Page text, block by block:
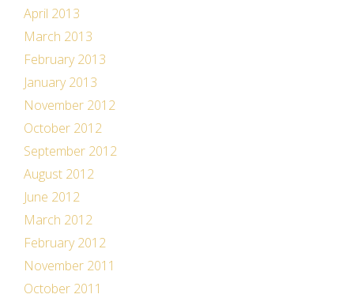
April 2013
March 2013
February 2013
January 2013
November 2012
October 2012
September 2012
August 2012
June 2012
March 2012
February 2012
November 2011
October 2011